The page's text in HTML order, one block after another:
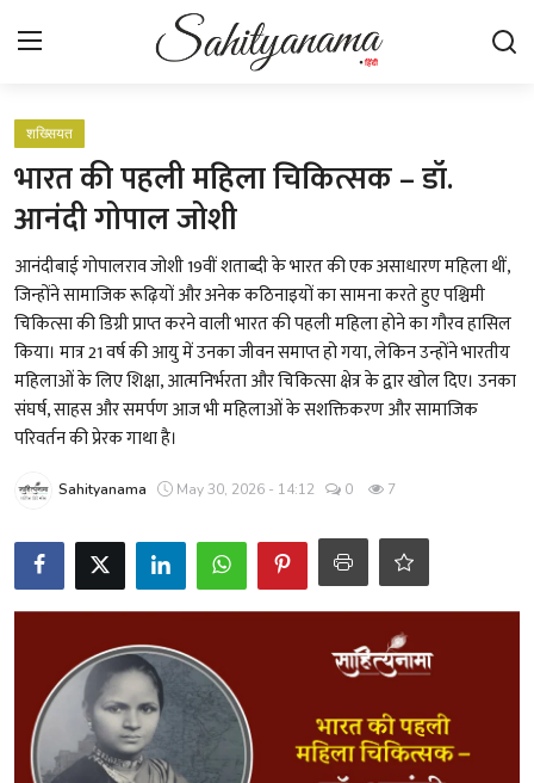
स्वतंत्रता सेनानी
साहित्य समाचार
होम
कहानी
कविता
आलेख
शख्सियत
धरोहर
यात्रावृत्तांत
उपन्यास
शख्सियत
भारत की पहली महिला चिकित्सक – डॉ.
आनंदी गोपाल जोशी
आनंदीबाई गोपालराव जोशी 19वीं शताब्दी के भारत की एक असाधारण महिला थीं,
जिन्होंने सामाजिक रूढ़ियों और अनेक कठिनाइयों का सामना करते हुए पश्चिमी
चिकित्सा की डिग्री प्राप्त करने वाली भारत की पहली महिला होने का गौरव हासिल
किया। मात्र 21 वर्ष की आयु में उनका जीवन समाप्त हो गया, लेकिन उन्होंने भारतीय
महिलाओं के लिए शिक्षा, आत्मनिर्भरता और चिकित्सा क्षेत्र के द्वार खोल दिए। उनका
संघर्ष, साहस और समर्पण आज भी महिलाओं के सशक्तिकरण और सामाजिक
परिवर्तन की प्रेरक गाथा है।
Sahityanama May 30, 2026 - 14:12 0 7